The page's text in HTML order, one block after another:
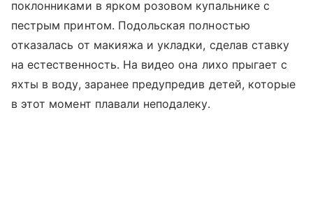
поклонниками в ярком розовом купальнике с
пестрым принтом. Подольская полностью
отказалась от макияжа и укладки, сделав ставку
на естественность. На видео она лихо прыгает с
яхты в воду, заранее предупредив детей, которые
в этот момент плавали неподалеку.